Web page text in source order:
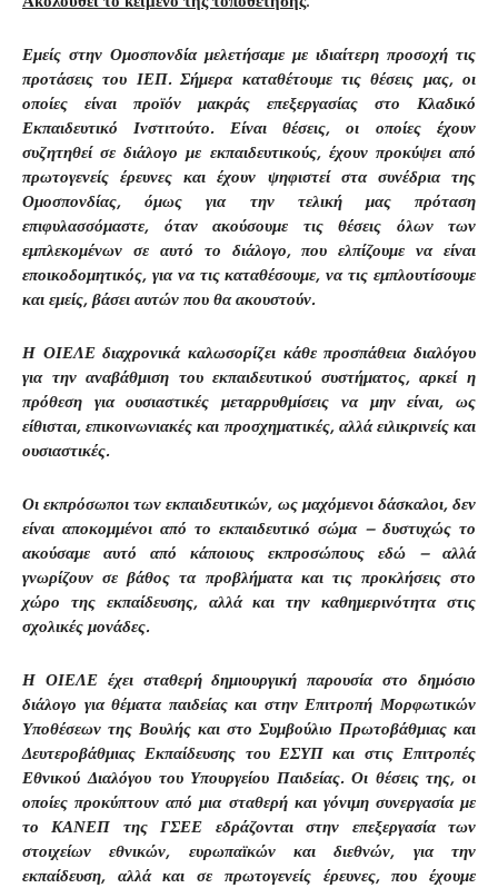
Εμείς στην Ομοσπονδία μελετήσαμε με ιδιαίτερη προσοχή τις
προτάσεις του ΙΕΠ. Σήμερα καταθέτουμε τις θέσεις μας, οι
οποίες είναι προϊόν μακράς επεξεργασίας στο Κλαδικό
Εκπαιδευτικό Ινστιτούτο. Είναι θέσεις, οι οποίες έχουν
συζητηθεί σε διάλογο με εκπαιδευτικούς, έχουν προκύψει από
πρωτογενείς έρευνες και έχουν ψηφιστεί στα συνέδρια της
Ομοσπονδίας, όμως για την τελική μας πρόταση
επιφυλασσόμαστε, όταν ακούσουμε τις θέσεις όλων των
εμπλεκομένων σε αυτό το διάλογο, που ελπίζουμε να είναι
εποικοδομητικός, για να τις καταθέσουμε, να τις εμπλουτίσουμε
και εμείς, βάσει αυτών που θα ακουστούν.
Η ΟΙΕΛΕ διαχρονικά καλωσορίζει κάθε προσπάθεια διαλόγου
για την αναβάθμιση του εκπαιδευτικού συστήματος, αρκεί η
πρόθεση για ουσιαστικές μεταρρυθμίσεις να μην είναι, ως
είθισται, επικοινωνιακές και προσχηματικές, αλλά ειλικρινείς και
ουσιαστικές.
Οι εκπρόσωποι των εκπαιδευτικών, ως μαχόμενοι δάσκαλοι, δεν
είναι αποκομμένοι από το εκπαιδευτικό σώμα – δυστυχώς το
ακούσαμε αυτό από κάποιους εκπροσώπους εδώ – αλλά
γνωρίζουν σε βάθος τα προβλήματα και τις προκλήσεις στο
χώρο της εκπαίδευσης, αλλά και την καθημερινότητα στις
σχολικές μονάδες.
Η ΟΙΕΛΕ έχει σταθερή δημιουργική παρουσία στο δημόσιο
διάλογο για θέματα παιδείας και στην Επιτροπή Μορφωτικών
Υποθέσεων της Βουλής και στο Συμβούλιο Πρωτοβάθμιας και
Δευτεροβάθμιας Εκπαίδευσης του ΕΣΥΠ και στις Επιτροπές
Εθνικού Διαλόγου του Υπουργείου Παιδείας. Οι θέσεις της, οι
οποίες προκύπτουν από μια σταθερή και γόνιμη συνεργασία με
το ΚΑΝΕΠ της ΓΣΕΕ εδράζονται στην επεξεργασία των
στοιχείων εθνικών, ευρωπαϊκών και διεθνών, για την
εκπαίδευση, αλλά και σε πρωτογενείς έρευνες, που έχουμε